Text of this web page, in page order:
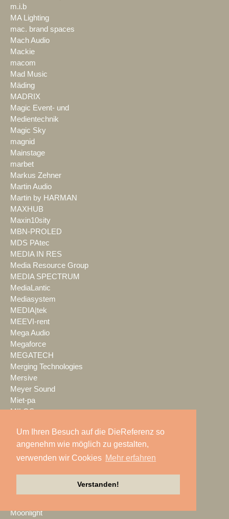
Um Ihren Besuch auf die DieReferenz so
angenehm wie möglich zu gestalten,
verwenden wir Cookies Mehr erfahren
Verstanden!
m.i.b
MA Lighting
mac. brand spaces
Mach Audio
Mackie
macom
Mad Music
Mäding
MADRIX
Magic Event- und
Medientechnik
Magic Sky
magnid
Mainstage
marbet
Markus Zehner
Martin Audio
Martin by HARMAN
MAXHUB
Maxin10sity
MBN-PROLED
MDS PAtec
MEDIA IN RES
Media Resource Group
MEDIA SPECTRUM
MediaLantic
Mediasystem
MEDIA|tek
MEEVI-rent
Mega Audio
Megaforce
MEGATECH
Merging Technologies
Mersive
Meyer Sound
Miet-pa
MILOS
MisterMaster
Mitsubishi Electric
MKM Event Show Technik
Moonlight